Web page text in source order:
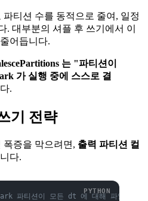
티션 수를 동적으로 줄여, 일정
. 대부분의 셔플 후 쓰기에서 이
어듭니다.
는 "파티션이
가 실행 중에 스스로 결
.
기 전략
폭증을 막으려면, 출력 파티션 컬
다.
파티션이 모든 dt 에 대해 파일 생성